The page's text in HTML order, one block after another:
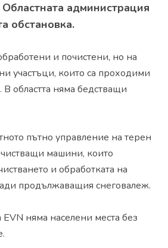
администрация
обстановка.
и почистени, но на
участъци, които са проходими
областта няма бедстващи
пътно управление на терен
машини, които
и обработката на
продължаващия снеговалеж.
няма населени места без